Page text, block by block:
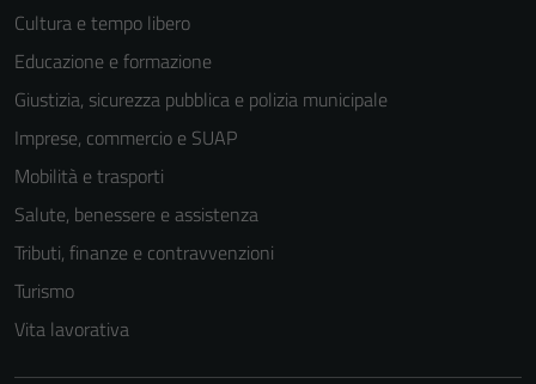
Cultura e tempo libero
Educazione e formazione
Giustizia, sicurezza pubblica e polizia municipale
Imprese, commercio e SUAP
Mobilità e trasporti
Salute, benessere e assistenza
Tributi, finanze e contravvenzioni
Turismo
Vita lavorativa